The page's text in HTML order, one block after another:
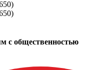
с общественностью